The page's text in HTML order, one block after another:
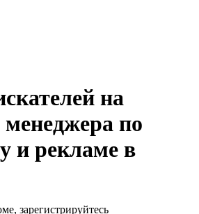
на
по
и рекламе в
зарегистрируйтесь